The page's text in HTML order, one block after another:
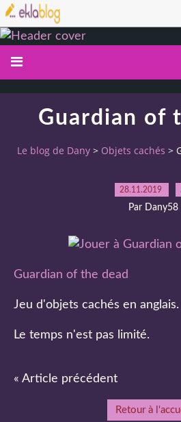
Guardian of
Le blog de Dany > Objets cachés >
28.11.2019
Par Dany58
Guardian of the dead
Jeu d'objets cachés en anglais.
Le temps n'est pas limité.
« Article précédent
Retour à